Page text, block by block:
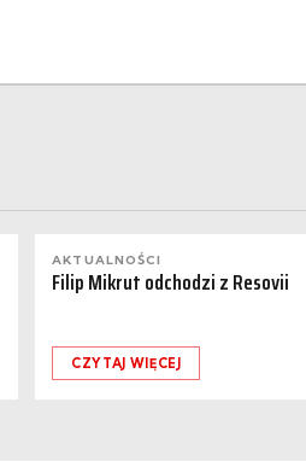
AKTUALNOŚCI
Filip Mikrut odchodzi z Resovii
CZYTAJ WIĘCEJ